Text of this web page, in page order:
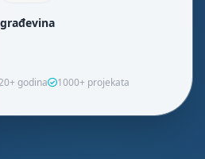
građevina
godina 1000+ projekata